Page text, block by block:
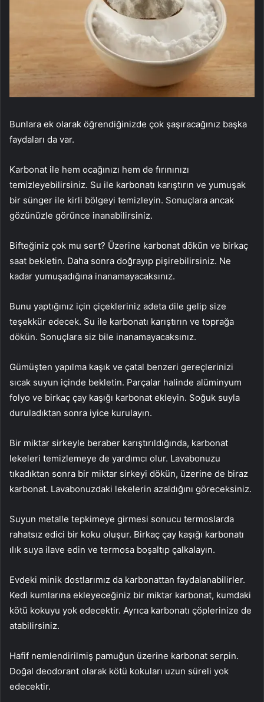
Bunlara ek olarak öğrendiğinizde çok şaşıracağınız başka
faydaları da var.
Karbonat ile hem ocağınızı hem de fırınınızı
temizleyebilirsiniz. Su ile karbonatı karıştırın ve yumuşak
bir sünger ile kirli bölgeyi temizleyin. Sonuçlara ancak
gözünüzle görünce inanabilirsiniz.
Bifteğiniz çok mu sert? Üzerine karbonat dökün ve birkaç
saat bekletin. Daha sonra doğrayıp pişirebilirsiniz. Ne
kadar yumuşadığına inanamayacaksınız.
Bunu yaptığınız için çiçekleriniz adeta dile gelip size
teşekkür edecek. Su ile karbonatı karıştırın ve toprağa
dökün. Sonuçlara siz bile inanamayacaksınız.
Gümüşten yapılma kaşık ve çatal benzeri gereçlerinizi
sıcak suyun içinde bekletin. Parçalar halinde alüminyum
folyo ve birkaç çay kaşığı karbonat ekleyin. Soğuk suyla
duruladıktan sonra iyice kurulayın.
Bir miktar sirkeyle beraber karıştırıldığında, karbonat
lekeleri temizlemeye de yardımcı olur. Lavabonuzu
tıkadıktan sonra bir miktar sirkeyi dökün, üzerine de biraz
karbonat. Lavabonuzdaki lekelerin azaldığını göreceksiniz.
Suyun metalle tepkimeye girmesi sonucu termoslarda
rahatsız edici bir koku oluşur. Birkaç çay kaşığı karbonatı
ılık suya ilave edin ve termosa boşaltıp çalkalayın.
Evdeki minik dostlarımız da karbonattan faydalanabilirler.
Kedi kumlarına ekleyeceğiniz bir miktar karbonat, kumdaki
kötü kokuyu yok edecektir. Ayrıca karbonatı çöplerinize de
atabilirsiniz.
Hafif nemlendirilmiş pamuğun üzerine karbonat serpin.
Doğal deodorant olarak kötü kokuları uzun süreli yok
edecektir.